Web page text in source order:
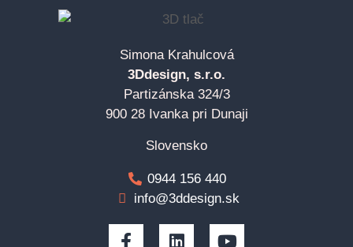
Simona Krahulcová
3Ddesign, s.r.o.
Partizánska 324/3
900 28 Ivanka pri Dunaji
Slovensko
0944 156 440
info@3ddesign.sk